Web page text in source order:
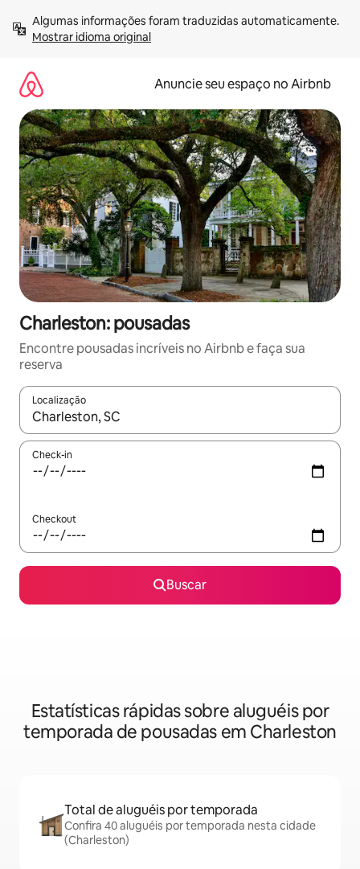
para
Mostrar idioma original
Anuncie seu espaço no Airbnb
Charleston: pousadas
Encontre pousadas incríveis no Airbnb e faça sua
reserva
Localização
Quando os resultados estiverem disponíveis, explore-os
Check-in
Checkout
Buscar
Estatísticas rápidas sobre aluguéis por
temporada de pousadas em Charleston
Total de aluguéis por temporada
Confira 40 aluguéis por temporada nesta cidade
(Charleston)